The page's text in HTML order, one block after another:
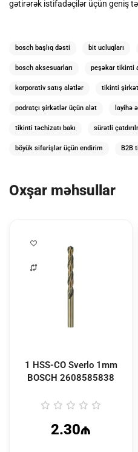
gətirərək istifadəçilər üçün geniş
bosch başlıq dəsti bit ucluqları
bosch aksesuarları peşəkar tikinti
korporativ satış alətlər tikinti
podratçı şirkətlər üçün alət layihə
tikinti təchizatı bakı sürətli
böyük sifarişlər üçün endirim B2B
Oxşar məhsullar
1 HSS-CO Sverlo 1mm
BOSCH 2608585838
2.30₼